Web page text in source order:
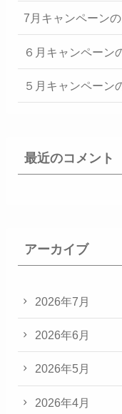
7月キャンペーン
６月キャンペーン
５月キャンペーン
最近のコメント
アーカイブ
2026年7月
2026年6月
2026年5月
2026年4月